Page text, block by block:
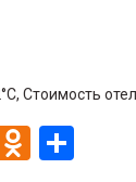
Стоимость